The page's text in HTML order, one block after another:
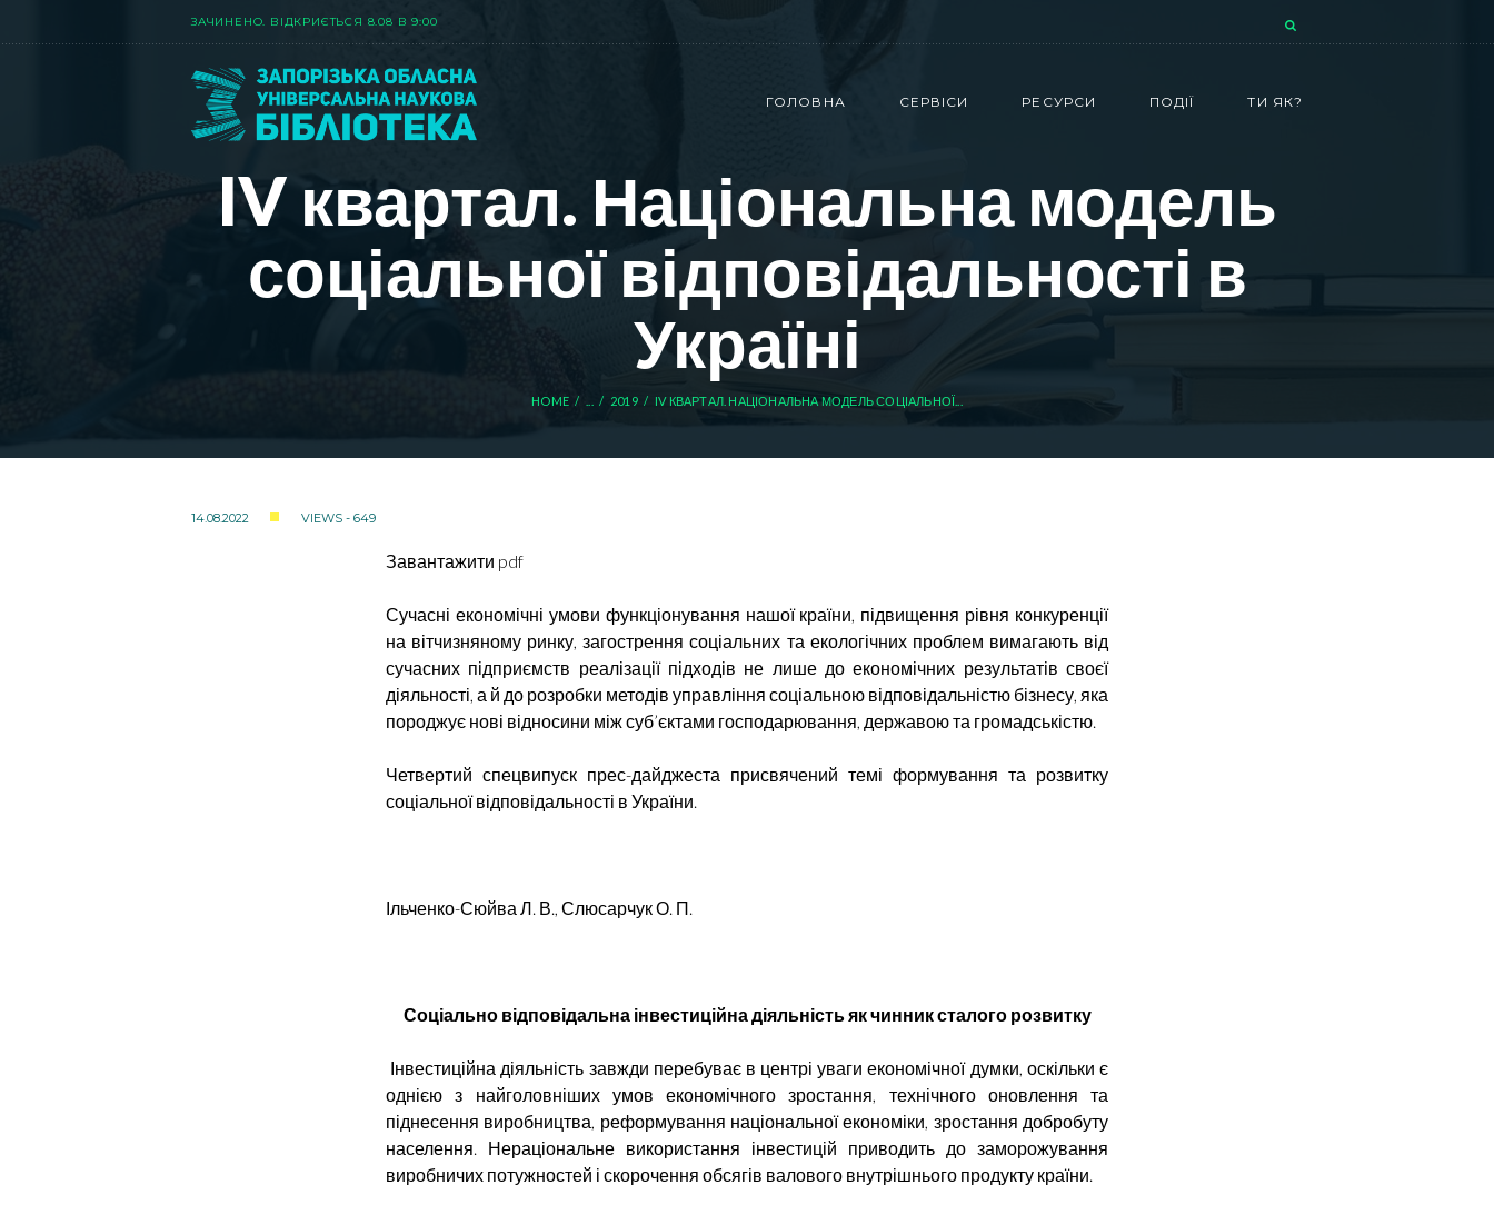
ЗАЧИНЕНО. ВIДКРИЄТЬСЯ 8.08 В 9:00
ГОЛОВНА СЕРВІСИ РЕСУРСИ ПОДІЇ ТИ ЯК?
IV квартал. Національна модель
соціальної відповідальності в
Україні
HOME 2019 IV КВАРТАЛ. НАЦІОНАЛЬНА МОДЕЛЬ СОЦІАЛЬНОЇ...
14.08.2022 VIEWS - 649
Завантажити pdf
Сучасні економічні умови функціонування нашої країни, підвищення рівня конкуренції
на вітчизняному ринку, загострення соціальних та екологічних проблем вимагають від
сучасних підприємств реалізації підходів не лише до економічних результатів своєї
діяльності, а й до розробки методів управління соціальною відповідальністю бізнесу, яка
породжує нові відносини між суб’єктами господарювання, державою та громадськістю.
Четвертий спецвипуск прес-дайджеста присвячений темі формування та розвитку
соціальної відповідальності в України.
Ільченко-Сюйва Л. В., Слюсарчук О. П.
Соціально відповідальна інвестиційна діяльність як чинник сталого розвитку
Інвестиційна діяльність завжди перебуває в центрі уваги економічної думки, оскільки є
однією з найголовніших умов економічного зростання, технічного оновлення та
піднесення виробництва, реформування національної економіки, зростання добробуту
населення. Нераціональне використання інвестицій приводить до заморожування
виробничих потужностей і скорочення обсягів валового внутрішнього продукту країни.